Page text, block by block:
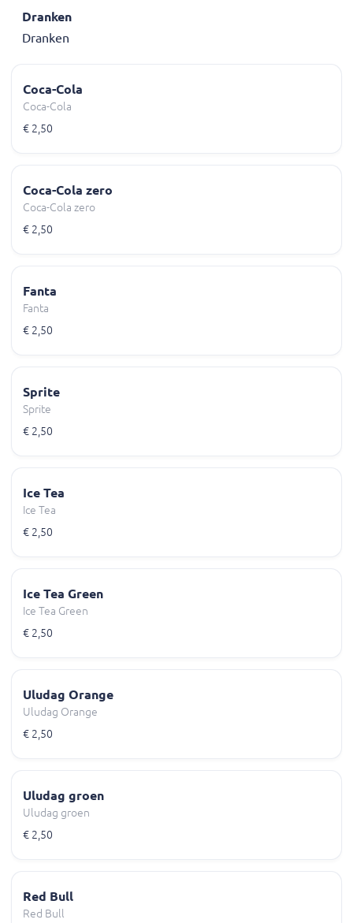
Dranken
Dranken
Coca-Cola
Coca-Cola
€ 2,50
Coca-Cola zero
Coca-Cola zero
€ 2,50
Fanta
Fanta
€ 2,50
Sprite
Sprite
€ 2,50
Ice Tea
Ice Tea
€ 2,50
Ice Tea Green
Ice Tea Green
€ 2,50
Uludag Orange
Uludag Orange
€ 2,50
Uludag groen
Uludag groen
€ 2,50
Red Bull
Red Bull